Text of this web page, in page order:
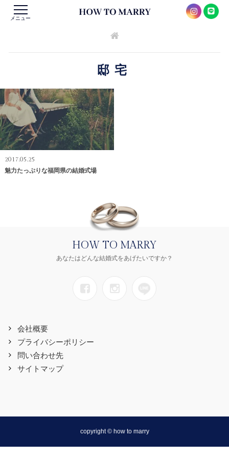
メニュー
邸宅
2017.05.25
魅力たっぷりな福岡県の結婚式場
HOW TO MARRY
あなたはどんな結婚式をあげたいですか？
会社概要
プライバシーポリシー
問い合わせ先
サイトマップ
copyright © how to marry